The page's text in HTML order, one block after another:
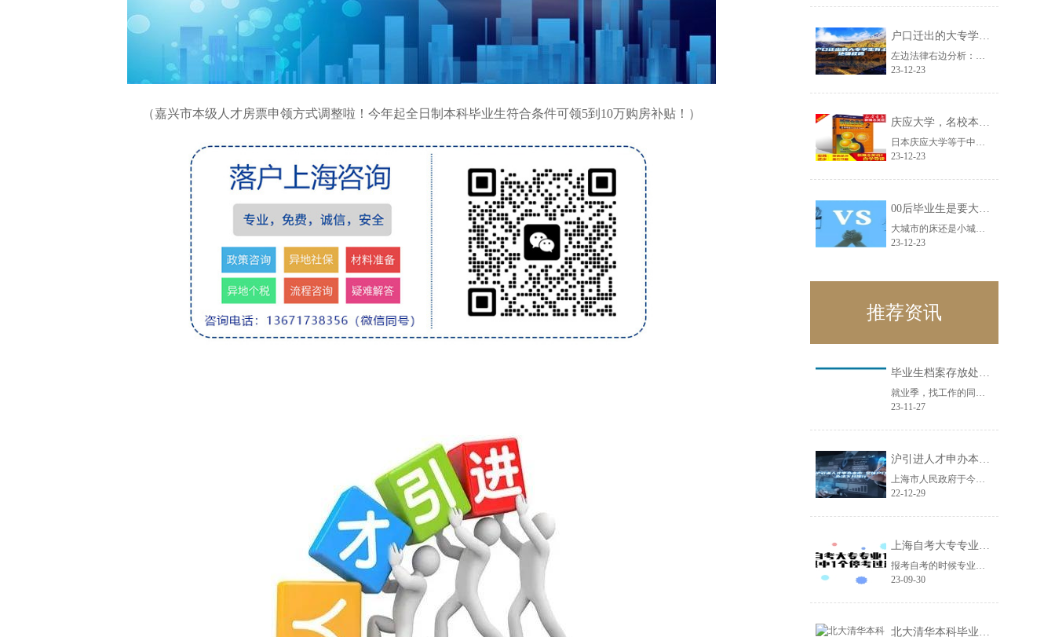
（嘉兴市本级人才房票申领方式调整啦！今年起全日制本科毕业生符合条件可领5到10万购房补贴！）
户口迁出的大专学生有土地确权吗
左边法律右边分析：户口迁出的大专学生是否有土地确权要分情况而定。如果仅是一个......
23-12-23
庆应大学，名校本科生看不起研究生!
日本庆应大学等于中国什么大学打个比方，单位招人是要南理工的研究生，还是清华的......
23-12-23
00后毕业生是要大城市床还是小城市房？
大城市的床还是小城市的房？这可能是每个毕业生都会面临着困难。选择大城市机会多......
23-12-23
推荐资讯
毕业生档案存放处理全攻略
就业季，找工作的同学加油！每年这个时候，很多同学在后台留言咨询档案存放相关问......
23-11-27
沪引进人才申办本市 常住户口办法下月施行
上海市人民政府于今年11月5日印发《上海市引进人才申办本市常住户口办法》将自......
22-12-29
上海自考大专专业19个 其中1个停考过渡
报考自考的时候专业的选择非常重要，一个适合自己的专业，会让自考更快地通过，而......
23-09-30
北大清华本科毕业生，可直接落户上海？